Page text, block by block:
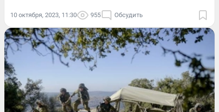
10 октября, 2023, 11:30 955 Обсудить